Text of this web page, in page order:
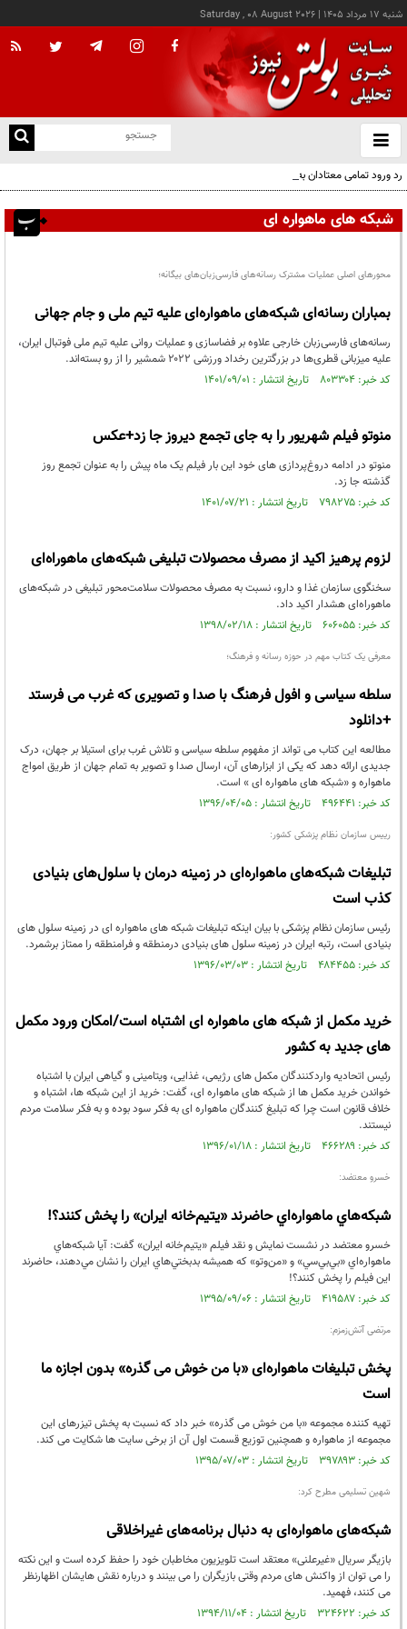
شنبه ۱۷ مرداد ۱۴۰۵ |
Saturday , 08 August 2026
باز
و
رد ورود تمامی معتادان به اتاق‌های مدیریت مصرف؛ شرایط خاص پذیرش
شبکه های ماهواره ای
محورهای اصلی عملیات مشترک رسانه‌های فارسی‌زبان‌های بیگانه؛
بمباران رسانه‌ای شبکه‌های ماهواره‌ای علیه تیم ملی و جام جهانی
رسانه‌های فارسی‌زبان خارجی علاوه بر فضاسازی و عملیات روانی علیه تیم ملی فوتبال ایران،
علیه میزبانی قطری‌ها در بزرگترین رخداد ورزشی ۲۰۲۲ شمشیر را از رو بسته‌اند.
کد خبر: ۸۰۳۳۰۴ تاریخ انتشار : ۱۴۰۱/۰۹/۰۱
منوتو فیلم شهریور را به جای تجمع دیروز جا زد+عکس
منوتو در ادامه دروغ‌پردازی های خود این بار فیلم یک ماه پیش را به عنوان تجمع روز
گذشته جا زد.
کد خبر: ۷۹۸۲۷۵ تاریخ انتشار : ۱۴۰۱/۰۷/۲۱
لزوم پرهیز اکید از مصرف محصولات تبلیغی شبکه‌های ماهوراه‌ای
سخنگوی سازمان غذا و دارو، نسبت به مصرف محصولات سلامت‌محور تبلیغی در شبکه‌های
ماهوراه‌ای هشدار اکید داد.
کد خبر: ۶۰۶۰۵۵ تاریخ انتشار : ۱۳۹۸/۰۲/۱۸
معرفی یک کتاب مهم در حوزه رسانه و فرهنگ؛
سلطه سیاسی و افول فرهنگ با صدا و تصویری که غرب می فرستد
+دانلود
مطالعه این کتاب می تواند از مفهوم سلطه سیاسی و تلاش غرب برای استیلا بر جهان، درک
جدیدی ارائه دهد که یکی از ابزارهای آن، ارسال صدا و تصویر به تمام جهان از طریق امواج
ماهواره و «شبکه های ماهواره ای » است.
کد خبر: ۴۹۶۴۴۱ تاریخ انتشار : ۱۳۹۶/۰۴/۰۵
رییس سازمان نظام پزشکی کشور:
تبلیغات شبکه‌های ماهواره‌ای در زمینه درمان با سلول‌های بنیادی
کذب است
رئیس سازمان نظام پزشکی با بیان اینکه تبلیغات شبکه های ماهواره ای در زمینه سلول های
بنیادی است، رتبه ایران در زمینه سلول های بنیادی درمنطقه و فرامنطقه را ممتاز برشمرد.
کد خبر: ۴۸۴۴۵۵ تاریخ انتشار : ۱۳۹۶/۰۳/۰۳
خرید مکمل از شبکه های ماهواره ای اشتباه است/امکان ورود مکمل
های جدید به کشور
رئیس اتحادیه واردکنندگان مکمل های رژیمی، غذایی، ویتامینی و گیاهی ایران با اشتباه
خواندن خرید مکمل ها از شبکه های ماهواره ای، گفت: خرید از این شبکه ها، اشتباه و
خلاف قانون است چرا که تبلیغ کنندگان ماهواره ای به فکر سود بوده و به فکر سلامت مردم
نیستند.
کد خبر: ۴۶۶۲۸۹ تاریخ انتشار : ۱۳۹۶/۰۱/۱۸
خسرو معتضد:
شبکه‌هاي ماهواره‌اي حاضرند «يتيم‌خانه‌ ايران» را پخش کنند؟!
خسرو معتضد در نشست نمايش و نقد فيلم «يتيم‌خانه‌ ايران» گفت: آيا شبکه‌هاي
ماهواره‌اي «بي‌بي‌سي» و «من‌وتو» که هميشه بدبختي‌هاي ايران را نشان مي‌دهند، حاضرند
اين فيلم را پخش کنند؟!
کد خبر: ۴۱۹۵۸۷ تاریخ انتشار : ۱۳۹۵/۰۹/۰۶
مرتضی آتش‌زمزم:
پخش تبلیغات ماهواره‌ای «با من خوش می گذره» بدون اجازه ما
است
تهیه کننده مجموعه «با من خوش می گذره» خبر داد که نسبت به پخش تیزرهای این
مجموعه از ماهواره و همچنین توزیع قسمت اول آن از برخی سایت ها شکایت می کند.
کد خبر: ۳۹۷۸۹۳ تاریخ انتشار : ۱۳۹۵/۰۷/۰۳
شهین تسلیمی مطرح کرد:
شبکه‌های ماهواره‌ای به دنبال برنامه‌های غیراخلاقی
بازیگر سریال «غیرعلنی» معتقد است تلویزیون مخاطبان خود را حفظ کرده است و این نکته
را می توان از واکنش های مردم وقتی بازیگران را می بینند و درباره نقش هایشان اظهارنظر
می کنند، فهمید.
کد خبر: ۳۲۴۶۲۲ تاریخ انتشار : ۱۳۹۴/۱۱/۰۴